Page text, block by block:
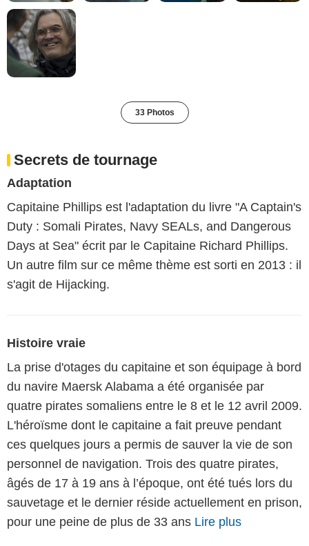
33 Photos
Secrets de tournage
Adaptation
Capitaine Phillips est l'adaptation du livre "A Captain's
Duty : Somali Pirates, Navy SEALs, and Dangerous
Days at Sea" écrit par le Capitaine Richard Phillips.
Un autre film sur ce même thème est sorti en 2013 : il
s'agit de Hijacking.
Histoire vraie
La prise d'otages du capitaine et son équipage à bord
du navire Maersk Alabama a été organisée par
quatre pirates somaliens entre le 8 et le 12 avril 2009.
L'héroïsme dont le capitaine a fait preuve pendant
ces quelques jours a permis de sauver la vie de son
personnel de navigation. Trois des quatre pirates,
âgés de 17 à 19 ans à l’époque, ont été tués lors du
sauvetage et le dernier réside actuellement en prison,
pour une peine de plus de 33 ans Lire plus